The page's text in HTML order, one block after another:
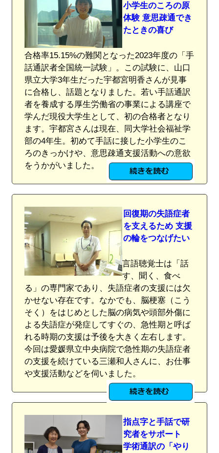
小学生のころの原
体験 意思疎通でき
たときの喜び
合格率15.15%の難関となった2023年度の「手
話通訳者全国統一試験」。この試験に、山口
県立大学3年生だった宇都宮明香さんが見事
に合格し、話題となりました。若い手話通訳
者を養成する厚生労働省の事業による講座で
学んだ現役大学生として、初の合格者となり
ます。宇都宮さんは現在、同大学社会福祉学
部の4年生。初めて手話に接した小学生のこ
ろのきっかけや、意思疎通支援活動への意欲
をうかがいました。
回復期の失語症者
を支えるため 支援
の輪をつなげたい
言語聴覚士は「話
す、聞く、食べ
る」の専門家であり、失語症者の支援には欠
かせない存在です。なかでも、脳梗塞（こう
そく）をはじめとした脳の病気や頭部外傷に
よる失語症が発症してすぐの、急性期と呼ば
れる時期の支援は予後を大きく左右します。
今回は愛媛県立中央病院で急性期の失語症者
の支援を続けている三瀬和人さんに、お仕事
や支援活動などを伺いました。
指点字と手話で研
究者をサポート
学術通訳の「やり